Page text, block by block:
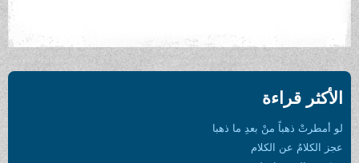
الأكثر قراءة
لو أمطرتْ ذهباً منْ بعدِ ما ذهبا
عجز الكلامُ عن الكلام